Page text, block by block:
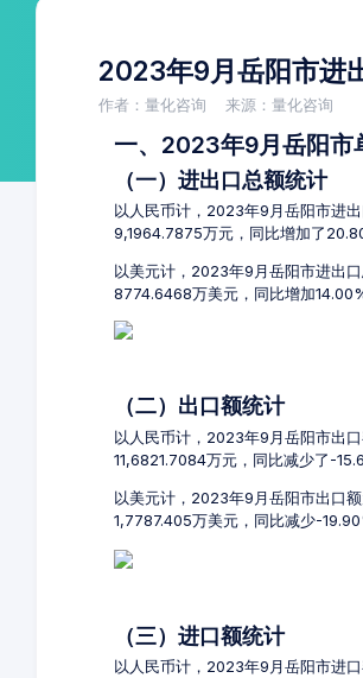
2023年9月岳阳市进
作者：量化咨询 来源：量化咨询
一、2023年9月岳阳市
（一）进出口总额统计
以人民币计，2023年9月岳阳市进
9,1964.7875万元，同比增加了
以美元计，2023年9月岳阳市进出
8774.6468万美元，同比增加14.00%
（二）出口额统计
以人民币计，2023年9月岳阳市出
11,6821.7084万元，同比减少了-
以美元计，2023年9月岳阳市出口
1,7787.405万美元，同比减少-
（三）进口额统计
以人民币计，2023年9月岳阳市进